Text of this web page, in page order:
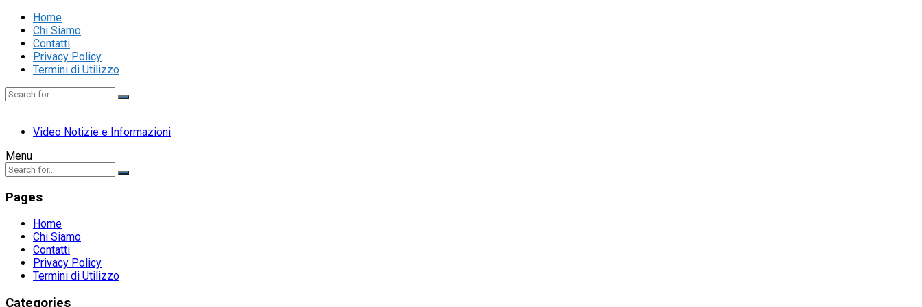
Home
Chi Siamo
Contatti
Privacy Policy
Termini di Utilizzo
Video Notizie e Informazioni
Menu
Pages
Home
Chi Siamo
Contatti
Privacy Policy
Termini di Utilizzo
Categories